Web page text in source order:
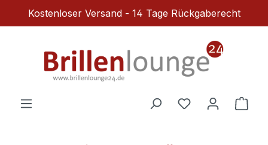
Zum Hauptinhalt springen
Kostenloser Versand - 14 Tage Rückgaberecht
Du hast 0